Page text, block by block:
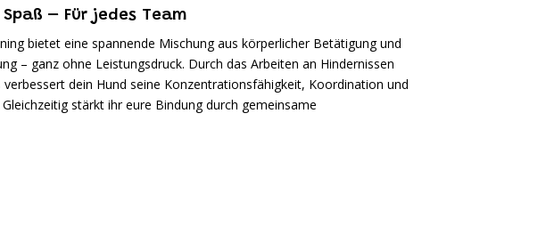
– Für jedes Team
bietet eine spannende Mischung aus körperlicher Betätigung und
– ganz ohne Leistungsdruck. Durch das Arbeiten an Hindernissen
dein Hund seine Konzentrationsfähigkeit, Koordination und
stärkt ihr eure Bindung durch gemeinsame